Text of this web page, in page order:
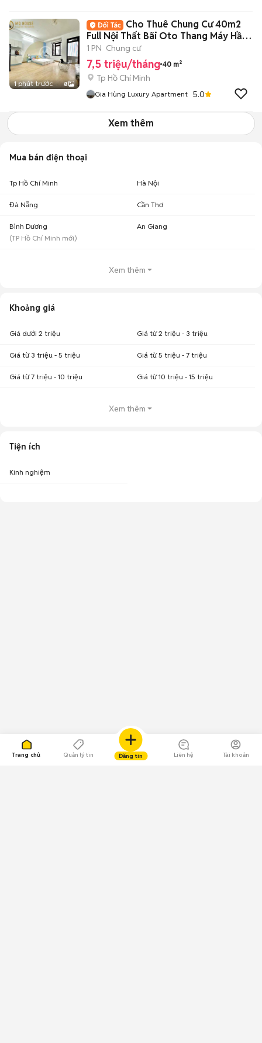
Trang chủ Quản lý tin Đăng tin Liên hệ Tài khoản
1 phút trước 8
Cho Thuê Chung Cư 40m2
Full Nội Thất Bãi Oto Thang Máy Hầm
Xe
1 PN Chung cư
7,5 triệu/tháng 40 m²
Tp Hồ Chí Minh
Gia Hùng Luxury Apartment 5.0
Xem thêm
Mua bán điện thoại
Tp Hồ Chí Minh Hà Nội
Đà Nẵng Cần Thơ
Bình Dương
(TP Hồ Chí Minh mới)
An Giang
Xem thêm
Khoảng giá
Giá dưới 2 triệu Giá từ 2 triệu - 3 triệu
Giá từ 3 triệu - 5 triệu Giá từ 5 triệu - 7 triệu
Giá từ 7 triệu - 10 triệu Giá từ 10 triệu - 15 triệu
Xem thêm
Tiện ích
Kinh nghiệm